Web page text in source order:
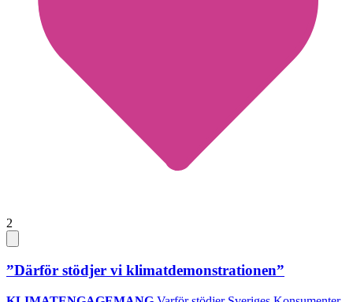
2
”Därför stödjer vi klimatdemonstrationen”